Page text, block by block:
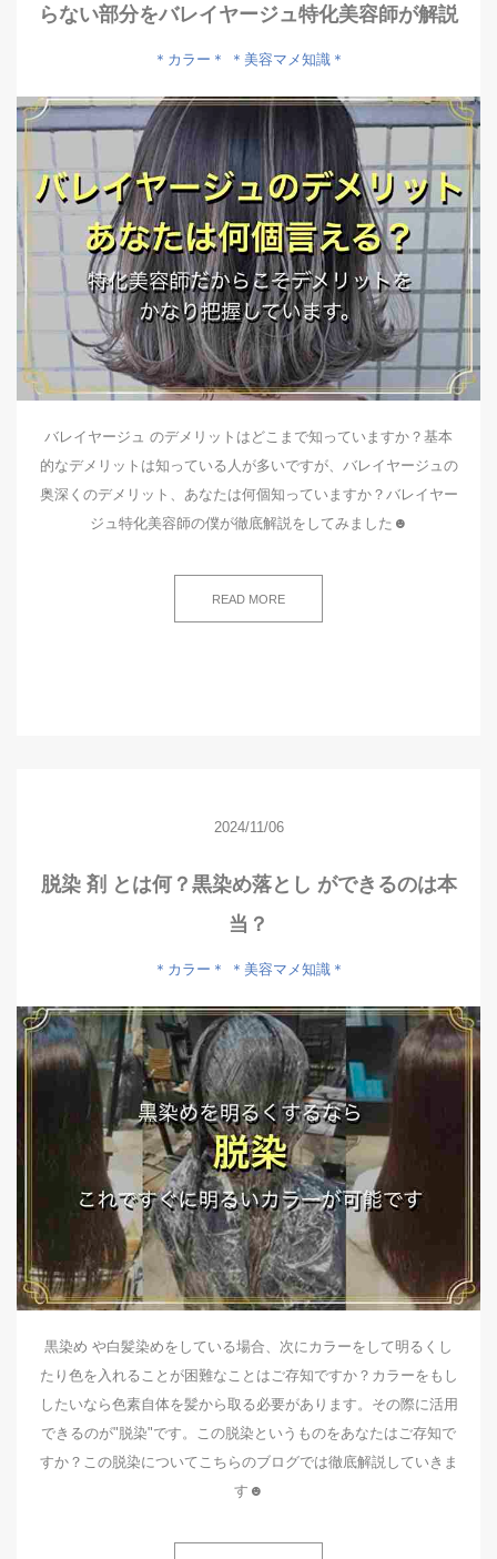
らない部分をバレイヤージュ特化美容師が解説
＊カラー＊ ＊美容マメ知識＊
バレイヤージュ のデメリットはどこまで知っていますか？基本
的なデメリットは知っている人が多いですが、バレイヤージュの
奥深くのデメリット、あなたは何個知っていますか？バレイヤー
ジュ特化美容師の僕が徹底解説をしてみました☻
READ MORE
2024/11/06
脱染 剤 とは何？黒染め落とし ができるのは本
当？
＊カラー＊ ＊美容マメ知識＊
黒染め や白髪染めをしている場合、次にカラーをして明るくし
たり色を入れることが困難なことはご存知ですか？カラーをもし
したいなら色素自体を髪から取る必要があります。その際に活用
できるのが"脱染"です。この脱染というものをあなたはご存知で
すか？この脱染についてこちらのブログでは徹底解説していきま
す☻